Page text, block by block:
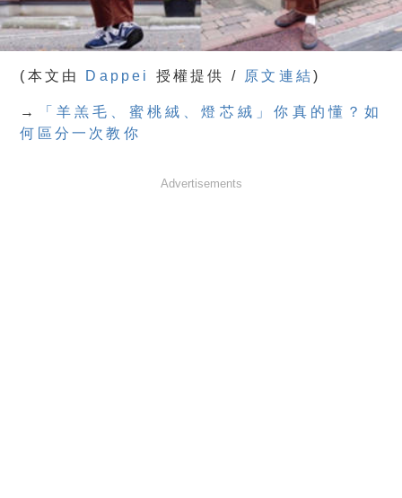
(本文由 Dappei 授權提供 / 原文連結)
→
「羊羔毛、蜜桃絨、燈芯絨」你真的懂？如
何區分一次教你
Advertisements